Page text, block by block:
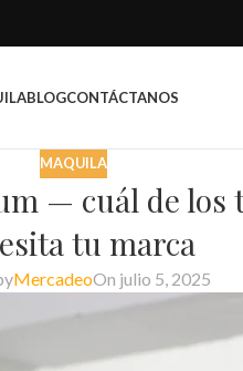
BLOGCONTÁCTANOS
MAQUILA
— cuál de los
tu marca
MercadeoOn julio 5, 2025